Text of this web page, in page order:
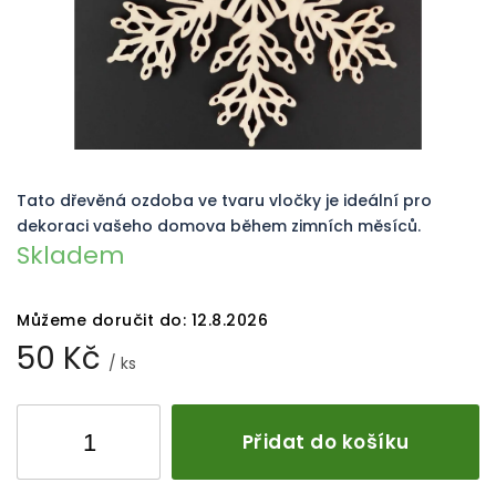
50 Kč / ks
Skladem
Můžeme doručit do: 12.8.2026
Přidat do košíku
Tato dřevěná ozdoba ve tvaru vločky je ideální pro
dekoraci vašeho domova během zimních měsíců.